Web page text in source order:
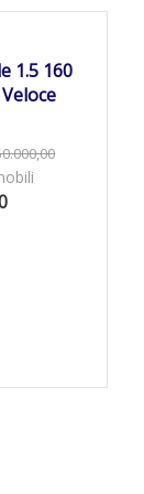
1.5 160